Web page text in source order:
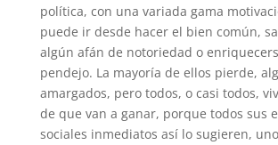
política, con una variada gama
puede ir desde hacer el bien común,
algún afán de notoriedad o
pendejo. La mayoría de ellos pierde,
amargados, pero todos, o casi todos,
de que van a ganar, porque todos sus
sociales inmediatos así lo sugieren,